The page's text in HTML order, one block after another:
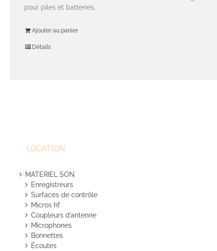
pour piles et batteries.
Ajouter au panier
Détails
LOCATION
MATERIEL SON
Enregistreurs
Surfaces de contrôle
Micros hf
Coupleurs d’antenne
Microphones
Bonnettes
Écoutes